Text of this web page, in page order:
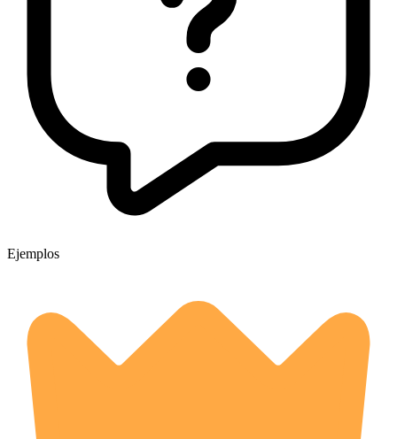
Ejemplos